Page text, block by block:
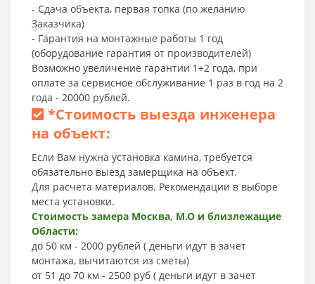
- Сдача объекта, первая топка (по желанию
Заказчика)
- Гарантия на монтажные работы 1 год
(оборудование гарантия от производителей)
Возможно увеличение гарантии 1+2 года, при
оплате за сервисное обслуживание 1 раз в год на 2
года - 20000 рублей.
*Стоимость выезда инженера
на объект:
Если Вам нужна установка камина, требуется
обязательно выезд замерщика на объект.
Для расчета материалов. Рекомендации в выборе
места установки.
Стоимость замера Москва, М.О и близлежащие
Области:
до 50 км - 2000 рублей ( деньги идут в зачет
монтажа, вычитаются из сметы)
от 51 до 70 км - 2500 руб ( деньги идут в зачет